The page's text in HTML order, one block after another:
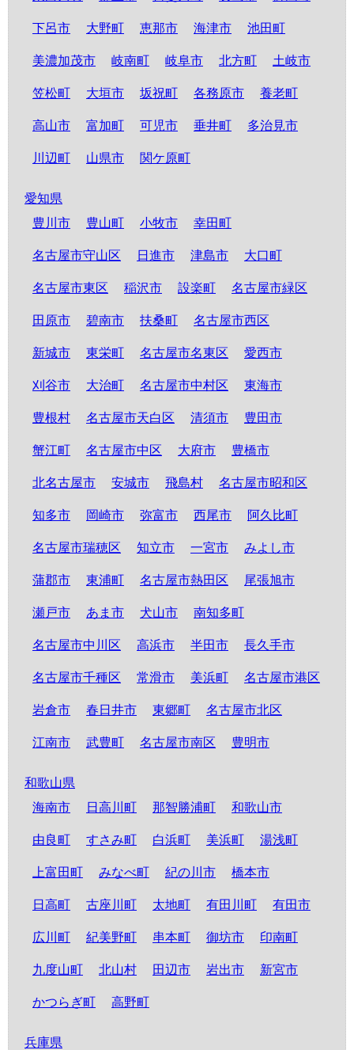
下呂市 大野町 恵那市 海津市 池田町
美濃加茂市 岐南町 岐阜市 北方町 土岐市
笠松町 大垣市 坂祝町 各務原市 養老町
高山市 富加町 可児市 垂井町 多治見市
川辺町 山県市 関ケ原町
愛知県
豊川市
豊山町 小牧市 幸田町
名古屋市守山区 日進市 津島市 大口町
名古屋市東区 稲沢市 設楽町 名古屋市緑区
田原市 碧南市 扶桑町 名古屋市西区
新城市 東栄町 名古屋市名東区 愛西市
刈谷市 大治町 名古屋市中村区 東海市
豊根村 名古屋市天白区 清須市 豊田市
蟹江町 名古屋市中区 大府市 豊橋市
北名古屋市 安城市 飛島村 名古屋市昭和区
知多市 岡崎市 弥富市 西尾市 阿久比町
名古屋市瑞穂区 知立市 一宮市 みよし市
蒲郡市 東浦町 名古屋市熱田区 尾張旭市
瀬戸市 あま市 犬山市 南知多町
名古屋市中川区 高浜市 半田市 長久手市
名古屋市千種区 常滑市 美浜町 名古屋市港区
岩倉市 春日井市 東郷町 名古屋市北区
江南市 武豊町 名古屋市南区 豊明市
和歌山県
海南市
日高川町 那智勝浦町 和歌山市
由良町 すさみ町 白浜町 美浜町 湯浅町
上富田町 みなべ町 紀の川市 橋本市
日高町 古座川町 太地町 有田川町 有田市
広川町 紀美野町 串本町 御坊市 印南町
九度山町 北山村 田辺市 岩出市 新宮市
かつらぎ町 高野町
兵庫県